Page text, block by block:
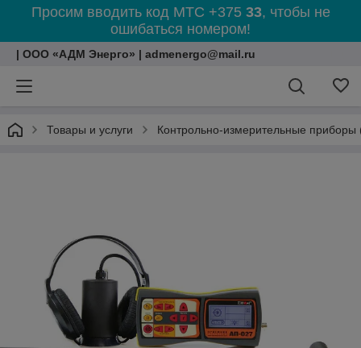
Просим вводить код МТС +375 33, чтобы не
ошибаться номером!
| ООО «АДМ Энерго» | admenergo@mail.ru
Товары и услуги Контрольно-измерительные